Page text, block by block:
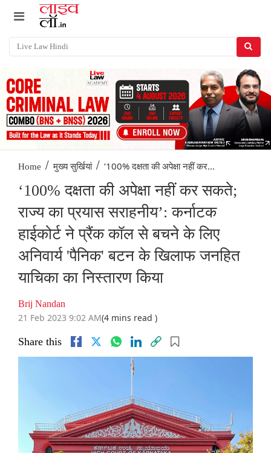
Home / मुख्य सुर्खियां / ‘100% दक्षता की अपेक्षा नहीं कर...
‘100% दक्षता की अपेक्षा नहीं कर सकते;
राज्य का प्रयास सराहनीय’: कर्नाटक
हाईकोर्ट ने प्रैंक कॉल से बचने के लिए
अनिवार्य 'पैनिक' बटन के खिलाफ जनहित
याचिका का निस्तारण किया
Brij Nandan
21 Feb 2023 9:02 AM(4 mins read )
Share this